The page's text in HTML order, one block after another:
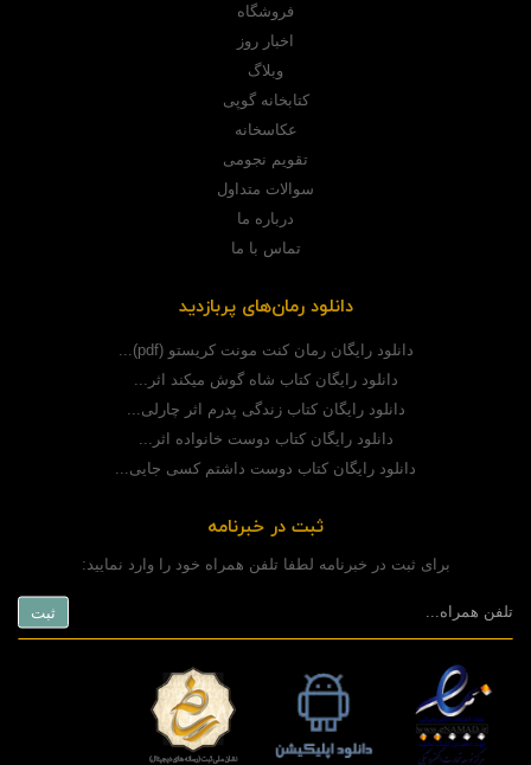
فروشگاه
اخبار روز
وبلاگ
کتابخانه گوپی
عکاسخانه
تقویم نجومی
سوالات متداول
درباره ما
تماس با ما
دانلود رمان‌های پربازدید
دانلود رایگان رمان کنت مونت کریستو (pdf)...
دانلود رایگان کتاب شاه گوش میکند اثر...
دانلود رایگان کتاب زندگی پدرم اثر چارلی...
دانلود رایگان کتاب دوست خانواده اثر...
دانلود رایگان کتاب دوست داشتم کسی جایی...
ثبت در خبرنامه
برای ثبت در خبرنامه لطفا تلفن همراه خود را وارد نمایید: